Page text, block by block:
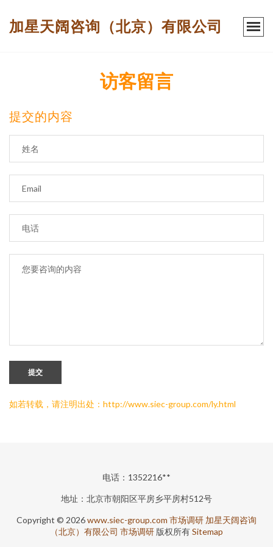
加星天阔咨询（北京）有限公司
访客留言
提交的内容
提交
如若转载，请注明出处：http://www.siec-group.com/ly.html
电话：1352216**
地址：北京市朝阳区平房乡平房村512号
Copyright © 2026www.siec-group.com 市场调研 加星天阔咨询
（北京）有限公司 市场调研 版权所有Sitemap